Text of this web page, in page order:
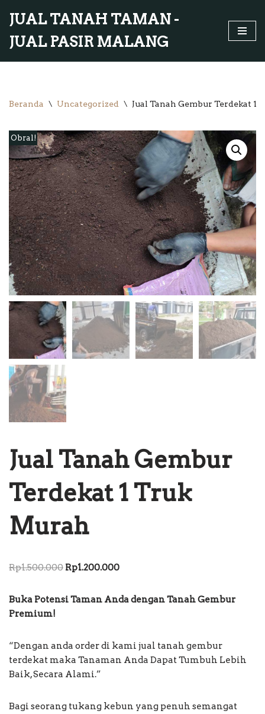
ke
konten
JUAL TANAH TAMAN -
JUAL PASIR MALANG
Beranda \ Uncategorized \ Jual Tanah Gembur Terdekat 1
Obral!
Jual Tanah Gembur
Terdekat 1 Truk
Murah
Rp1.500.000 Rp1.200.000
Buka Potensi Taman Anda dengan Tanah Gembur
Premium!
“Dengan anda order di kami jual tanah gembur
terdekat maka Tanaman Anda Dapat Tumbuh Lebih
Baik, Secara Alami.”
Bagi seorang tukang kebun yang penuh semangat